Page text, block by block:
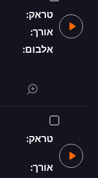
טראק:
אורך:
אלבום:
טראק:
אורך: